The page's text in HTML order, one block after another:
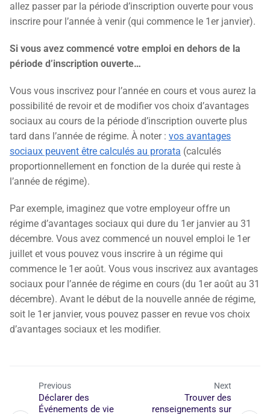
allez passer par la période d’inscription ouverte pour vous
inscrire pour l’année à venir (qui commence le 1er janvier).
Si vous avez commencé votre emploi en dehors de la
période d’inscription ouverte…
Vous vous inscrivez pour l’année en cours et vous aurez la
possibilité de revoir et de modifier vos choix d’avantages
sociaux au cours de la période d’inscription ouverte plus
tard dans l’année de régime. À noter : vos avantages
sociaux peuvent être calculés au prorata (calculés
proportionnellement en fonction de la durée qui reste à
l’année de régime).
Par exemple, imaginez que votre employeur offre un
régime d’avantages sociaux qui dure du 1er janvier au 31
décembre. Vous avez commencé un nouvel emploi le 1er
juillet et vous pouvez vous inscrire à un régime qui
commence le 1er août. Vous vous inscrivez aux avantages
sociaux pour l’année de régime en cours (du 1er août au 31
décembre). Avant le début de la nouvelle année de régime,
soit le 1er janvier, vous pouvez passer en revue vos choix
d’avantages sociaux et les modifier.
Previous
Déclarer des
Événements de vie
Next
Trouver des
renseignements sur